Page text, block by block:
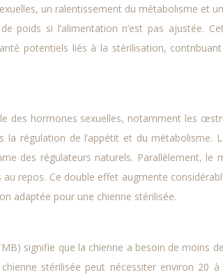
un ralentissement du métabolisme et
poids si l’alimentation n’est pas ajustée.
potentiels liés à la stérilisation,
des hormones sexuelles, notamment les
régulation de l’appétit et du métabolisme.
des régulateurs naturels. Parallèlement, le
repos. Ce double effet augmente
adaptée pour une chienne stérilisée.
signifie que la chienne a besoin de moins
stérilisée peut nécessiter environ 20